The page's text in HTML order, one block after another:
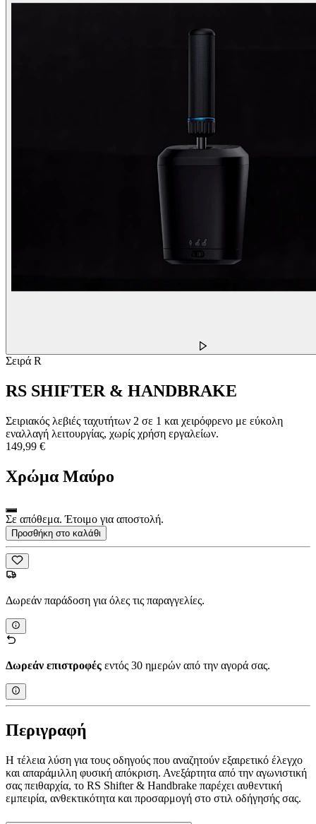
Σειρά R
RS SHIFTER & HANDBRAKE
Σειριακός λεβιές ταχυτήτων 2 σε 1 και χειρόφρενο με εύκολη
εναλλαγή λειτουργίας, χωρίς χρήση εργαλείων.
149,99 €
Χρώμα Μαύρο
Σε απόθεμα. Έτοιμο για αποστολή.
Προσθήκη στο καλάθι
Δωρεάν παράδοση για όλες τις παραγγελίες.
Δωρεάν επιστροφές εντός 30 ημερών από την αγορά σας.
Περιγραφή
Η τέλεια λύση για τους οδηγούς που αναζητούν εξαιρετικό έλεγχο
και απαράμιλλη φυσική απόκριση. Ανεξάρτητα από την αγωνιστική
σας πειθαρχία, το RS Shifter & Handbrake παρέχει αυθεντική
εμπειρία, ανθεκτικότητα και προσαρμογή στο στιλ οδήγησής σας.